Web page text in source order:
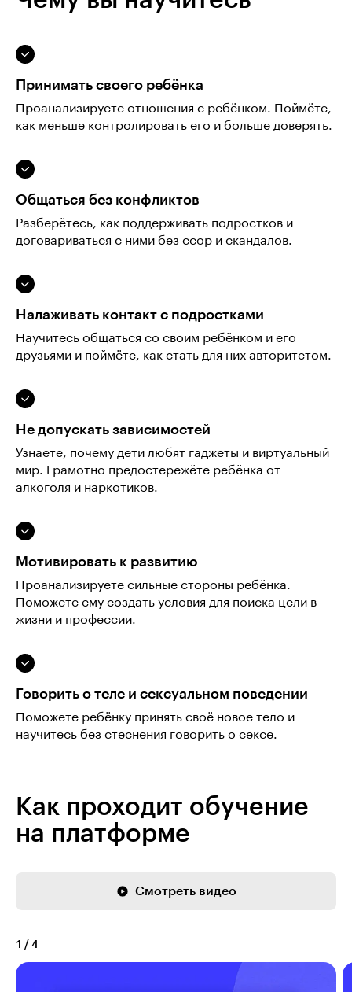
Принимать своего ребёнка
Проанализируете отношения с ребёнком. Поймёте,
как меньше контролировать его и больше доверять.
Общаться без конфликтов
Разберётесь, как поддерживать подростков и
договариваться с ними без ссор и скандалов.
Налаживать контакт с подростками
Научитесь общаться со своим ребёнком и его
друзьями и поймёте, как стать для них авторитетом.
Не допускать зависимостей
Узнаете, почему дети любят гаджеты и виртуальный
мир. Грамотно предостережёте ребёнка от
алкоголя и наркотиков.
Мотивировать к развитию
Проанализируете сильные стороны ребёнка.
Поможете ему создать условия для поиска цели в
жизни и профессии.
Говорить о теле и сексуальном поведении
Поможете ребёнку принять своё новое тело и
научитесь без стеснения говорить о сексе.
Как проходит обучение
на платформе
Смотреть видео
1 / 4